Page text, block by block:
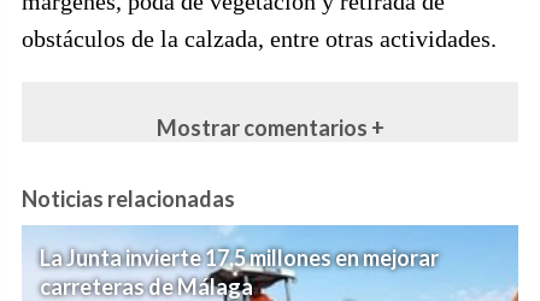
obstáculos de la calzada, entre otras actividades.
Mostrar comentarios +
Noticias relacionadas
La Junta invierte 17,5 millones en mejorar
carreteras de Málaga